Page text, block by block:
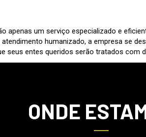
apenas um serviço especializado e
humanizado, a empresa se
seus entes queridos serão tratados
ONDE